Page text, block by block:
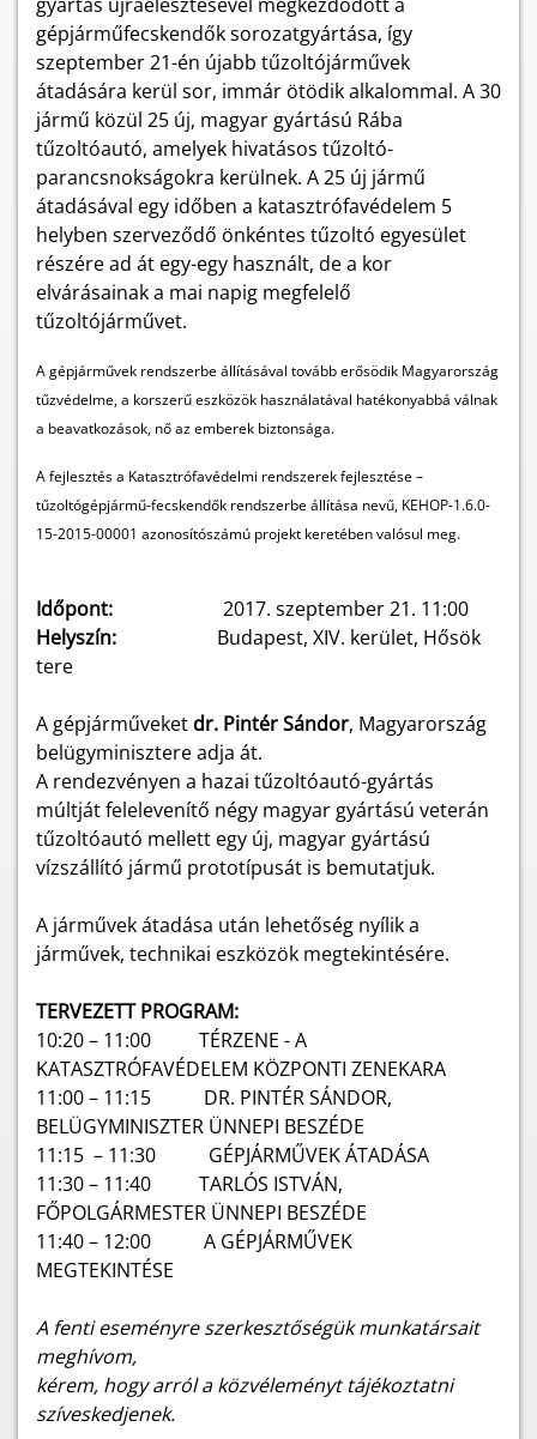
gépjárműfecskendők sorozatgyártása, így
szeptember 21-én újabb tűzoltójárművek
átadására kerül sor, immár ötödik alkalommal. A 30
jármű közül 25 új, magyar gyártású Rába
tűzoltóautó, amelyek hivatásos tűzoltó-
parancsnokságokra kerülnek. A 25 új jármű
átadásával egy időben a katasztrófavédelem 5
helyben szerveződő önkéntes tűzoltó egyesület
részére ad át egy-egy használt, de a kor
elvárásainak a mai napig megfelelő
tűzoltójárművet.
A gépjárművek rendszerbe állításával tovább erősödik Magyarország
tűzvédelme, a korszerű eszközök használatával hatékonyabbá válnak
a beavatkozások, nő az emberek biztonsága.
A fejlesztés a Katasztrófavédelmi rendszerek fejlesztése –
tűzoltógépjármű-fecskendők rendszerbe állítása nevű, KEHOP-1.6.0-
15-2015-00001 azonosítószámú projekt keretében valósul meg.
Időpont: 2017. szeptember 21. 11:00
Helyszín: Budapest, XIV. kerület, Hősök
tere
A gépjárműveket dr. Pintér Sándor, Magyarország
belügyminisztere adja át.
A rendezvényen a hazai tűzoltóautó-gyártás
múltját felelevenítő négy magyar gyártású veterán
tűzoltóautó mellett egy új, magyar gyártású
vízszállító jármű prototípusát is bemutatjuk.
A járművek átadása után lehetőség nyílik a
járművek, technikai eszközök megtekintésére.
TERVEZETT PROGRAM:
10:20 – 11:00 TÉRZENE - A
KATASZTRÓFAVÉDELEM KÖZPONTI ZENEKARA
11:00 – 11:15 DR. PINTÉR SÁNDOR,
BELÜGYMINISZTER ÜNNEPI BESZÉDE
11:15 – 11:30 GÉPJÁRMŰVEK ÁTADÁSA
11:30 – 11:40 TARLÓS ISTVÁN,
FŐPOLGÁRMESTER ÜNNEPI BESZÉDE
11:40 – 12:00 A GÉPJÁRMŰVEK
MEGTEKINTÉSE
A fenti eseményre szerkesztőségük munkatársait
meghívom,
kérem, hogy arról a közvéleményt tájékoztatni
szíveskedjenek.